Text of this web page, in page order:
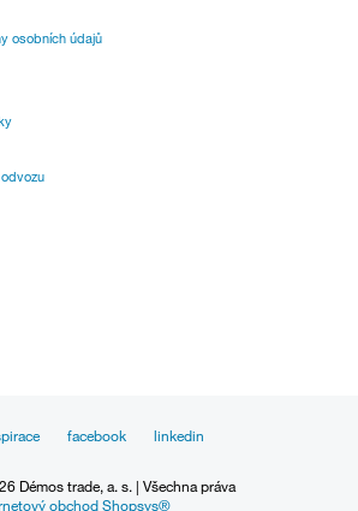
osobních údajů
facebook
linkedin
Démos trade, a. s. | Všechna práva
obchod Shopsys®